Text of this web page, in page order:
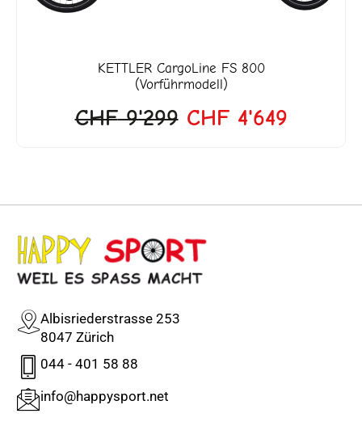
KETTLERCargoLine FS 800
(Vorführmodell)
CHF9'299 CHF4'649
Albisriederstrasse 253
8047 Zürich
044 - 401 58 88
info@happysport.net